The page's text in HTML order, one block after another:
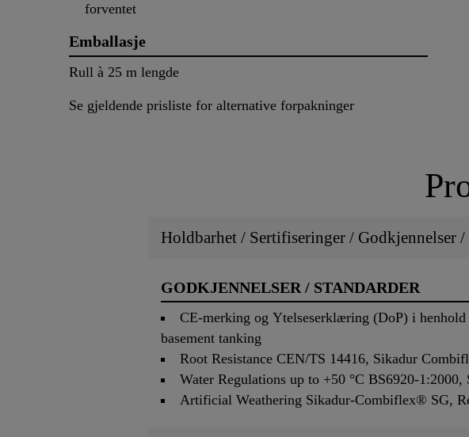
forventet
Emballasje
Rull à 25 m lengde
Se gjeldende prisliste for alternative forpakninger
Holdbarhet / Sertifiseringer / Godkjennelser /
GODKJENNELSER / STANDARDER
CE-merking og Ytelseserklæring (DoP) i
basement tanking
Root Resistance CEN/TS 14416, Sikadur
Water Regulations up to +50 °C BS6920-
Artificial Weathering Sikadur-Combiflex® SG,